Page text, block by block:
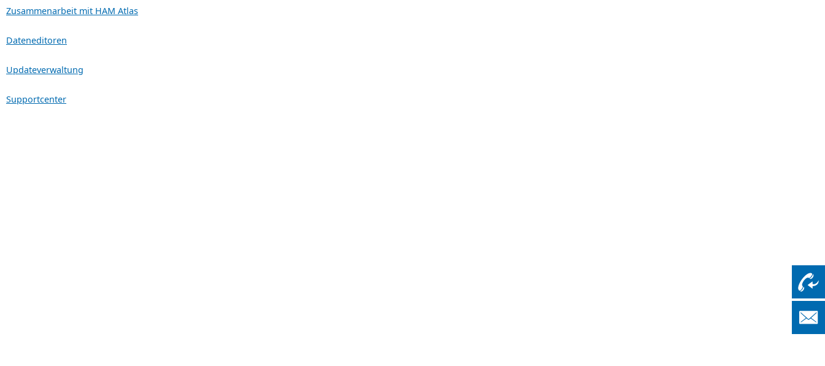
Zusammenarbeit mit HAM Atlas
Dateneditoren
Updateverwaltung
Supportcenter